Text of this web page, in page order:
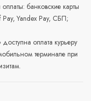
банковские карты
Yandex Pay, СБП;
оплата курьеру
терминале при